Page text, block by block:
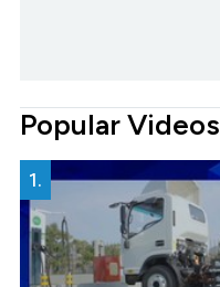
Popular Videos
1.